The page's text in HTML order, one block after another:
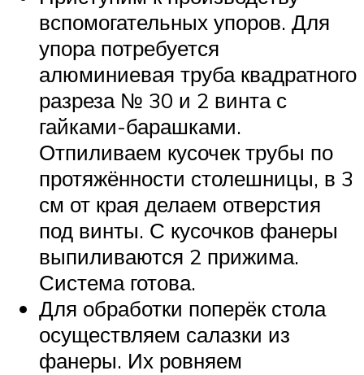
вспомогательных упоров. Для
упора потребуется
алюминиевая труба квадратного
разреза № 30 и 2 винта с
гайками-барашками.
Отпиливаем кусочек трубы по
протяжённости столешницы, в 3
см от края делаем отверстия
под винты. С кусочков фанеры
выпиливаются 2 прижима.
Система готова.
Для обработки поперёк стола
осуществляем салазки из
фанеры. Их ровняем